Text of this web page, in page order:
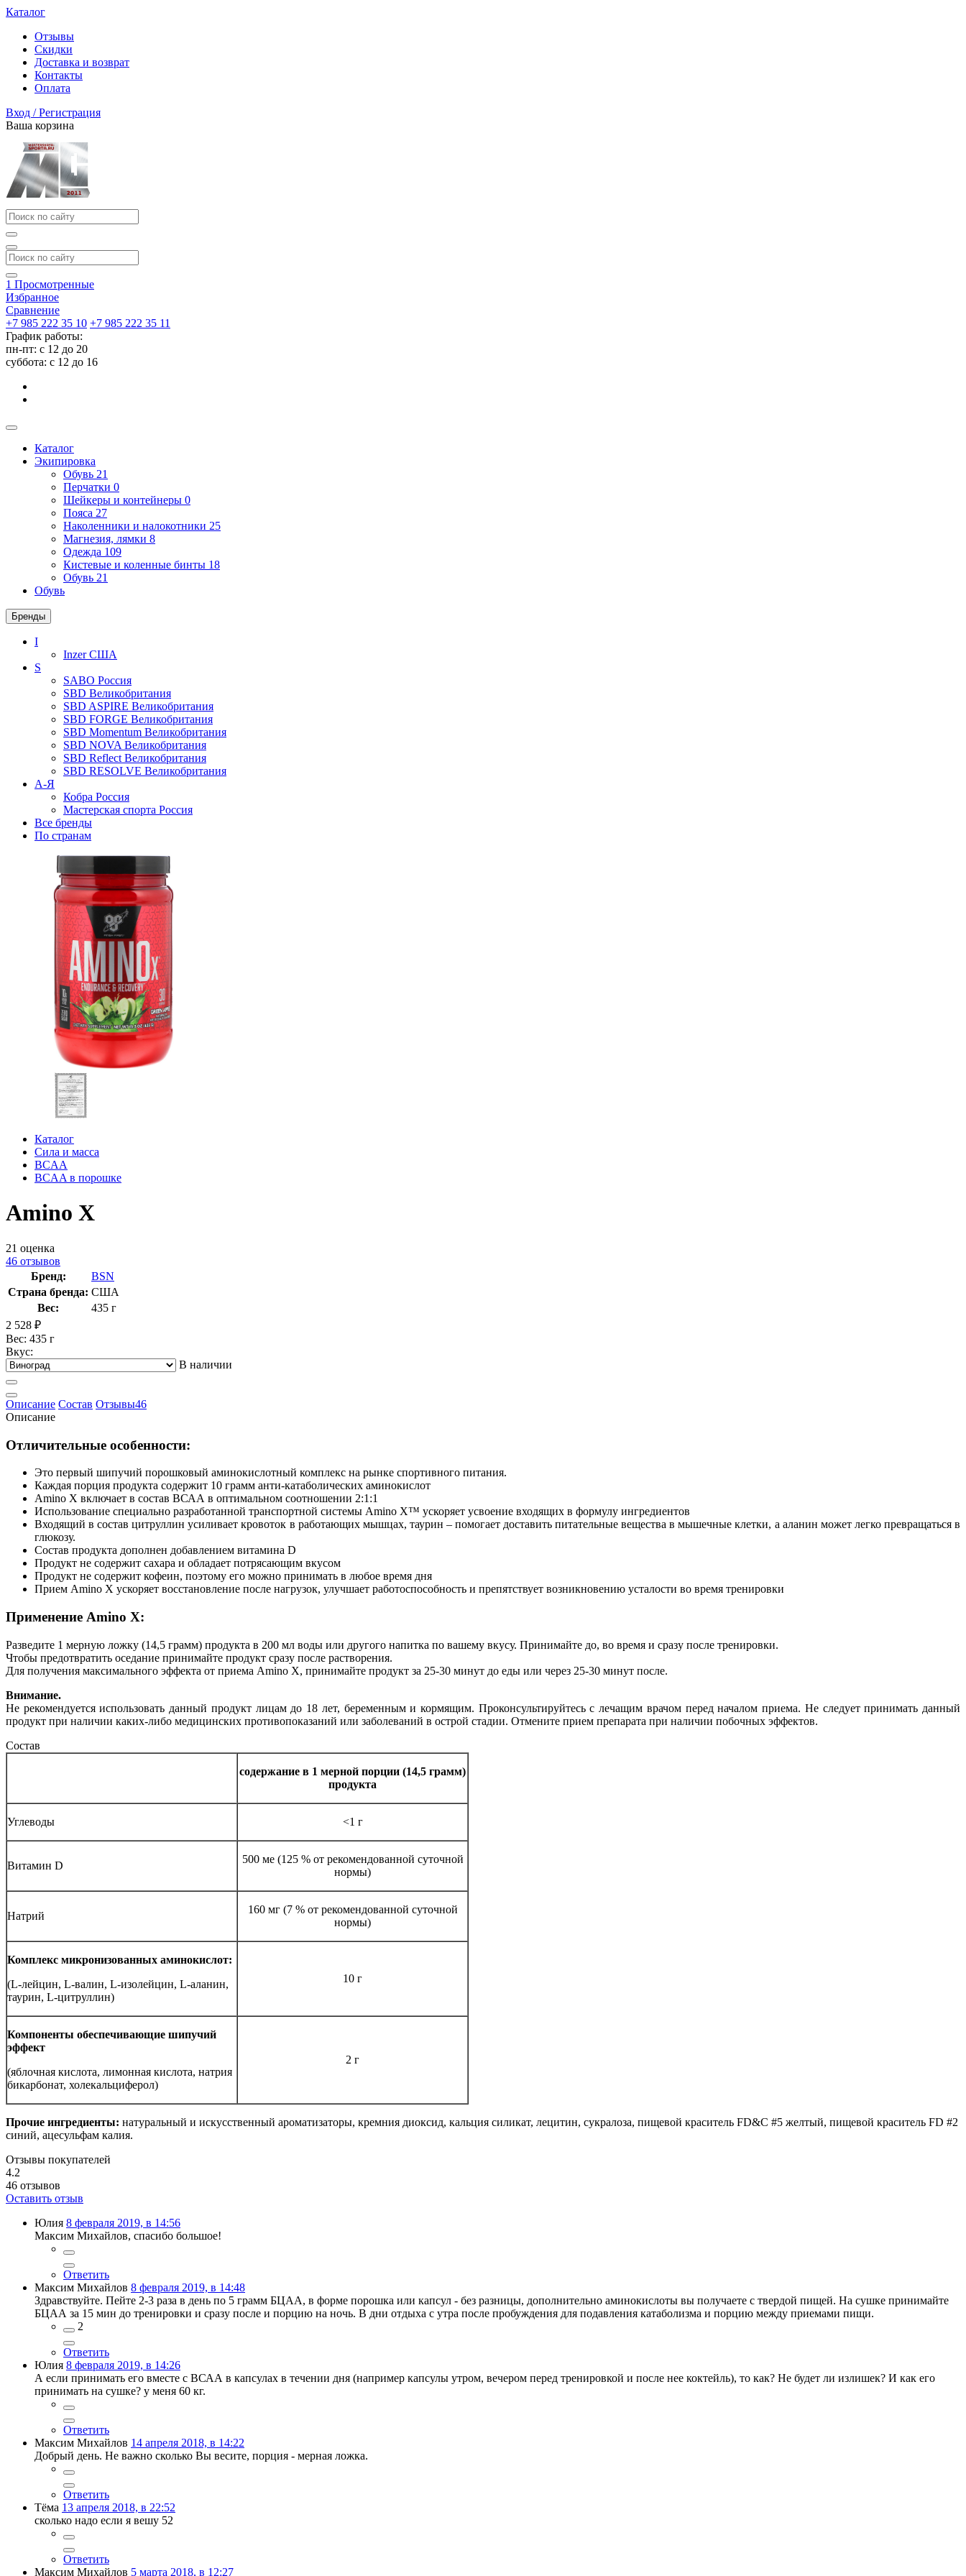
Каталог
Отзывы
Скидки
Доставка и возврат
Контакты
Оплата
Вход / Регистрация
Ваша корзина
1 Просмотренные
Избранное
Сравнение
+7 985 222 35 10 +7 985 222 35 11
График работы:
пн-пт: с 12 до 20
суббота: c 12 до 16
Каталог
Экипировка
Обувь 21
Перчатки 0
Шейкеры и контейнеры 0
Пояса 27
Наколенники и налокотники 25
Магнезия, лямки 8
Одежда 109
Кистевые и коленные бинты 18
Обувь 21
Обувь
Бренды
I
InzerСША
S
SABO Россия
SBD Великобритания
SBD ASPIRE Великобритания
SBD FORGE Великобритания
SBD Momentum Великобритания
SBD NOVA Великобритания
SBD Reflect Великобритания
SBD RESOLVE Великобритания
А-Я
Кобра Россия
Мастерская спорта Россия
Все бренды
По странам
Каталог
Сила и масса
BCAA
BCAA в порошке
Amino X
21 оценка
46 отзывов
Бренд:
BSN
Страна бренда: США
Вес:
435 г
2 528 ₽
Вес: 435 г
Вкус:
В наличии
Описание Состав Отзывы46
Описание
Отличительные особенности:
Это первый шипучий порошковый аминокислотный комплекс на рынке спортивного питания.
Каждая порция продукта содержит 10 грамм анти-катаболических аминокислот
Amino X включает в состав ВСАА в оптимальном соотношении 2:1:1
Использование специально разработанной транспортной системы Amino X™ ускоряет усвоение входящих в формулу ингредиентов
Входящий в состав цитруллин усиливает кровоток в работающих мышцах, таурин – помогает доставить питательные вещества в мышечные клетки, а аланин может легко превращаться в
глюкозу.
Состав продукта дополнен добавлением витамина D
Продукт не содержит сахара и обладает потрясающим вкусом
Продукт не содержит кофеин, поэтому его можно принимать в любое время дня
Прием Amino X ускоряет восстановление после нагрузок, улучшает работоспособность и препятствует возникновению усталости во время тренировки
Применение Amino X:
Разведите 1 мерную ложку (14,5 грамм) продукта в 200 мл воды или другого напитка по вашему вкусу. Принимайте до, во время и сразу после тренировки.
Чтобы предотвратить оседание принимайте продукт сразу после растворения.
Для получения максимального эффекта от приема Amino X, принимайте продукт за 25-30 минут до еды или через 25-30 минут после.
Внимание.
Не рекомендуется использовать данный продукт лицам до 18 лет, беременным и кормящим. Проконсультируйтесь с лечащим врачом перед началом приема. Не следует принимать данный
продукт при наличии каких-либо медицинских противопоказаний или заболеваний в острой стадии. Отмените прием препарата при наличии побочных эффектов.
Состав
содержание в 1 мерной порции (14,5 грамм)
продукта
Углеводы <1 г
Витамин D
500 ме (125 % от рекомендованной суточной
нормы)
Натрий
160 мг (7 % от рекомендованной суточной
нормы)
Комплекс микронизованных аминокислот:
(L-лейцин, L-валин, L-изолейцин, L-аланин,
таурин, L-цитруллин)
10 г
Компоненты обеспечивающие шипучий
эффект
(яблочная кислота, лимонная кислота, натрия
бикарбонат, холекальциферол)
2 г
Прочие ингредиенты: натуральный и искусственный ароматизаторы, кремния диоксид, кальция силикат, лецитин, сукралоза, пищевой краситель FD&C #5 желтый, пищевой краситель FD #2
синий, ацесульфам калия.
Отзывы покупателей
4.2
46 отзывов
Оставить отзыв
Юлия 8 февраля 2019, в 14:56
Максим Михайлов, спасибо большое!
Ответить
Максим Михайлов 8 февраля 2019, в 14:48
Здравствуйте. Пейте 2-3 раза в день по 5 грамм БЦАА, в форме порошка или капсул - без разницы, дополнительно аминокислоты вы получаете с твердой пищей. На сушке принимайте
БЦАА за 15 мин до тренировки и сразу после и порцию на ночь. В дни отдыха с утра после пробуждения для подавления катаболизма и порцию между приемами пищи.
2
Ответить
Юлия 8 февраля 2019, в 14:26
А если принимать его вместе с ВСАА в капсулах в течении дня (например капсулы утром, вечером перед тренировкой и после нее коктейль), то как? Не будет ли излишек? И как его
принимать на сушке? у меня 60 кг.
Ответить
Максим Михайлов 14 апреля 2018, в 14:22
Добрый день. Не важно сколько Вы весите, порция - мерная ложка.
Ответить
Тёма 13 апреля 2018, в 22:52
сколько надо если я вешу 52
Ответить
Максим Михайлов 5 марта 2018, в 12:27